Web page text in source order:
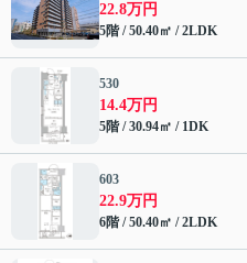
22.8万円
5階 / 50.40㎡ / 2LDK
530
14.4万円
5階 / 30.94㎡ / 1DK
603
22.9万円
6階 / 50.40㎡ / 2LDK